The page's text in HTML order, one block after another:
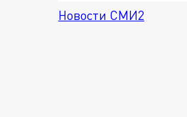
Новости СМИ2